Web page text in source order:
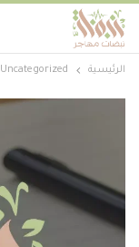
الرئيسية Uncategorized